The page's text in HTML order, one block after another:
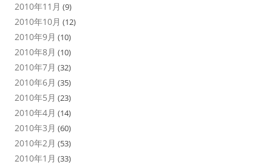
2010年11月 (9)
2010年10月 (12)
2010年9月 (10)
2010年8月 (10)
2010年7月 (32)
2010年6月 (35)
2010年5月 (23)
2010年4月 (14)
2010年3月 (60)
2010年2月 (53)
2010年1月 (33)